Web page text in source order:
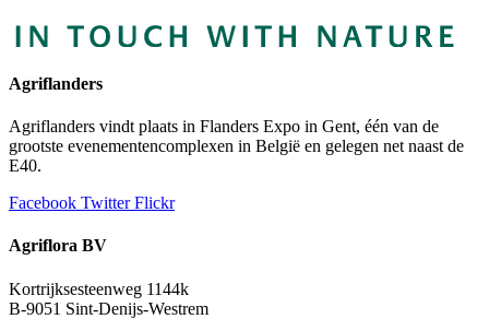
Agriflanders
Agriflanders vindt plaats in Flanders Expo in Gent, één van de
grootste evenementencomplexen in België en gelegen net naast de
E40.
Facebook Twitter Flickr
Agriflora BV
Kortrijksesteenweg 1144k
B-9051 Sint-Denijs-Westrem